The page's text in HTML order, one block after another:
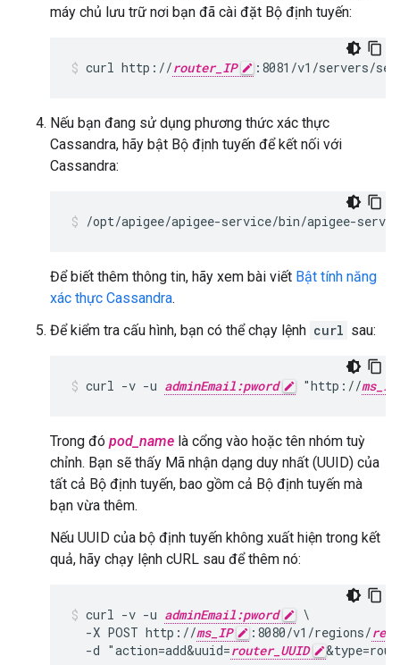
máy chủ lưu trữ nơi bạn đã cài đặt Bộ định tuyến:
curl http://router_IP :8081/v1/servers/
Nếu bạn đang sử dụng phương thức xác thực
Cassandra, hãy bật Bộ định tuyến để kết nối với
Cassandra:
/opt/apigee/apigee-service/bin/apigee-
Để biết thêm thông tin, hãy xem bài viết Bật tính năng
xác thực Cassandra.
Để kiểm tra cấu hình, bạn có thể chạy lệnh curl sau:
curl -v -u adminEmail:pword "http://ms_IP
Trong đó pod_name là cổng vào hoặc tên nhóm tuỳ
chỉnh. Bạn sẽ thấy Mã nhận dạng duy nhất (UUID) của
tất cả Bộ định tuyến, bao gồm cả Bộ định tuyến mà
bạn vừa thêm.
Nếu UUID của bộ định tuyến không xuất hiện trong kết
quả, hãy chạy lệnh cURL sau để thêm nó:
curl -v -u adminEmail:pword
\
  -X POST http://
ms_IP :8080/v1/regions/
  -d "action=add&uuid=
router_UUID